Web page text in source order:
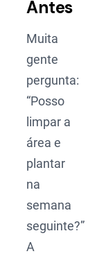
Antes
Muita
gente
pergunta:
“Posso
limpar a
área e
plantar
na
semana
seguinte?”
A